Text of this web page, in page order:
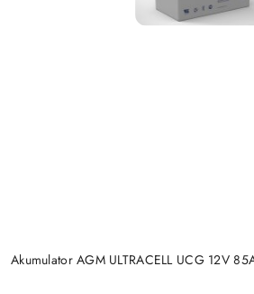
Akumulator AGM ULTRACELL UCG 12V